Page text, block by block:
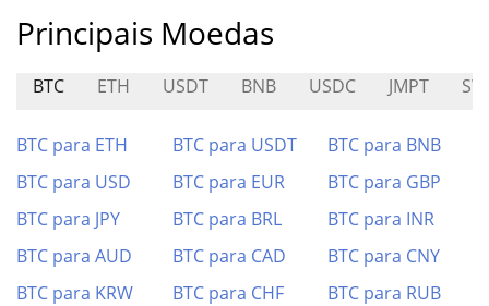
Principais Moedas
BTC ETH USDT BNB USDC JMPT
BTC para ETH BTC para USDT
BTC para BNB
BTC para USD
BTC para EUR
BTC para GBP
BTC para JPY
BTC para BRL
BTC para INR
BTC para AUD
BTC para CAD
BTC para CNY
BTC para KRW
BTC para CHF BTC para RUB